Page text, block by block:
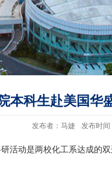
本科生赴美国华
发布者：马婕 发布时间
活动是两校化工系达成的